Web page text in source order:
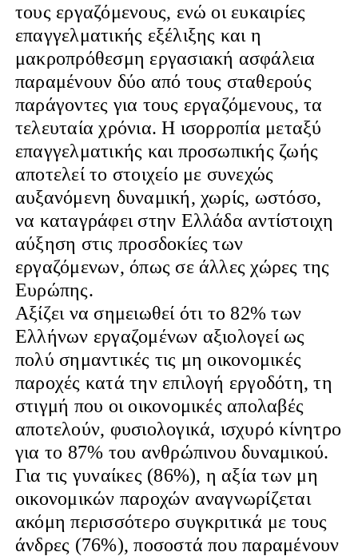
τους εργαζόμενους, ενώ οι ευκαιρίες
επαγγελματικής εξέλιξης και η
μακροπρόθεσμη εργασιακή ασφάλεια
παραμένουν δύο από τους σταθερούς
παράγοντες για τους εργαζόμενους, τα
τελευταία χρόνια. Η ισορροπία μεταξύ
επαγγελματικής και προσωπικής ζωής
αποτελεί το στοιχείο με συνεχώς
αυξανόμενη δυναμική, χωρίς, ωστόσο,
να καταγράφει στην Ελλάδα αντίστοιχη
αύξηση στις προσδοκίες των
εργαζόμενων, όπως σε άλλες χώρες της
Ευρώπης.
Αξίζει να σημειωθεί ότι το 82% των
Ελλήνων εργαζομένων αξιολογεί ως
πολύ σημαντικές τις μη οικονομικές
παροχές κατά την επιλογή εργοδότη, τη
στιγμή που οι οικονομικές απολαβές
αποτελούν, φυσιολογικά, ισχυρό κίνητρο
για το 87% του ανθρώπινου δυναμικού.
Για τις γυναίκες (86%), η αξία των μη
οικονομικών παροχών αναγνωρίζεται
ακόμη περισσότερο συγκριτικά με τους
άνδρες (76%), ποσοστά που παραμένουν